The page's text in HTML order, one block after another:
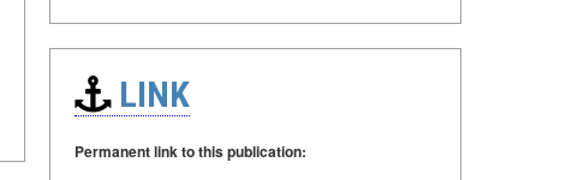
LINK
Permanent link to this publication: